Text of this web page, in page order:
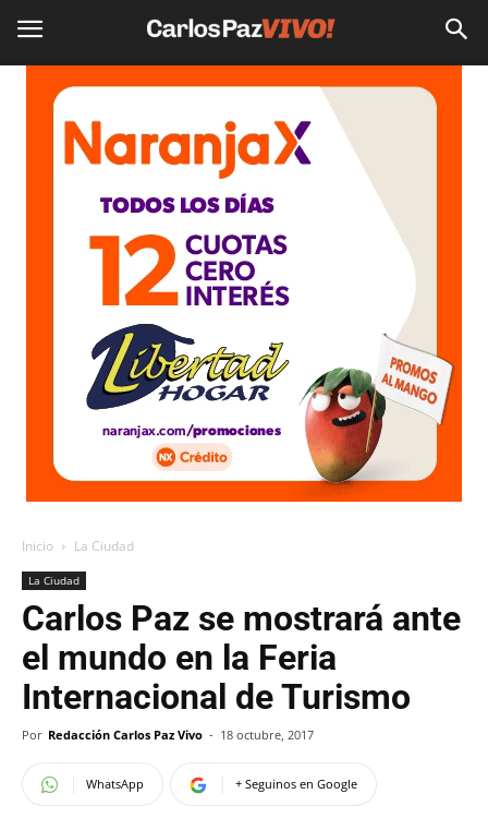
Inicio La Ciudad
La Ciudad
Carlos Paz se mostrará ante
el mundo en la Feria
Internacional de Turismo
Por Redacción Carlos Paz Vivo - 18 octubre, 2017
WhatsApp + Seguinos en Google